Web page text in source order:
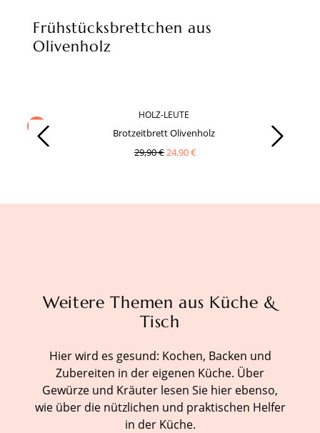
Frühstücksbrettchen aus
Olivenholz
Produktgalerie überspringen
-16%
HOLZ-LEUTE
Brotzeitbrett Olivenholz
29,90 €24,90 €
Weitere Themen aus Küche &
Tisch
Hier wird es gesund: Kochen, Backen und
Zubereiten in der eigenen Küche. Über
Gewürze und Kräuter lesen Sie hier ebenso,
wie über die nützlichen und praktischen Helfer
in der Küche.